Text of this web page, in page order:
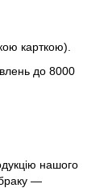
карткою).
до 8000
нашого
—